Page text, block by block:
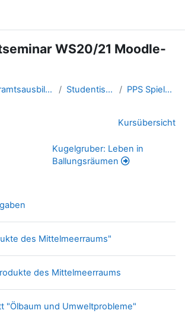
WS20/21 Moodle-
Lehramtsausbildung GW im Clust... Studentische Lernkurse PPS Spielwiese WS20/21
Kursübersicht
Kugelgruber: Leben in
Ballungsräumen
des Mittelmeerraums"
des Mittelmeerraums
"Ölbaum und Umweltprobleme"